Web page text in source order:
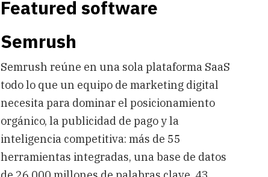
Featured software
Semrush
Semrush reúne en una sola plataforma SaaS
todo lo que un equipo de marketing digital
necesita para dominar el posicionamiento
orgánico, la publicidad de pago y la
inteligencia competitiva: más de 55
herramientas integradas, una base de datos